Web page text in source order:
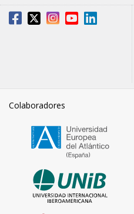
Colaboradores